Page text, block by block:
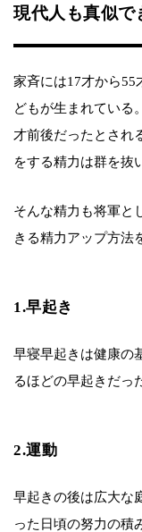
現代人も真似で
家斉には17才から55
どもが生まれている
才前後だったとされ
をする精力は群を抜
そんな精力も将軍と
きる精力アップ方法
1.早起き
早寝早起きは健康の
るほどの早起きだっ
2.運動
早起きの後は広大な
った日頃の努力の積